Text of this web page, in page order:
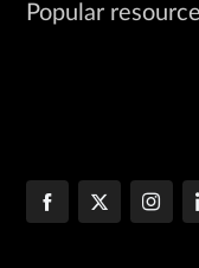
Popular